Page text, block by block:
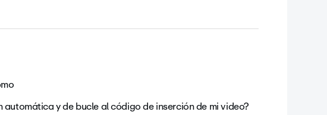
y de bucle al código de inserción de mi video?